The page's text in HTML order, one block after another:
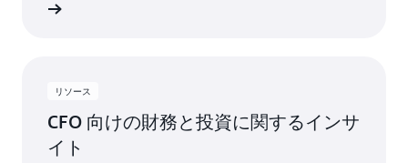
リソース
CFO 向けの財務と投資に関するインサ
イト